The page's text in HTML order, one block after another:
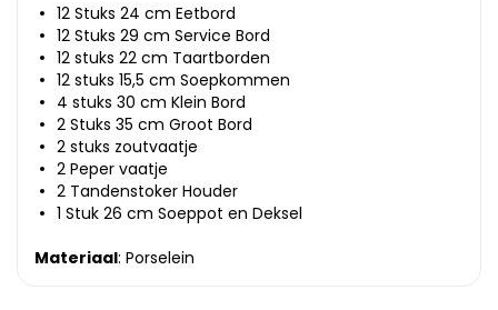
12 Stuks 24 cm Eetbord
12 Stuks 29 cm Service Bord
12 stuks 22 cm Taartborden
12 stuks 15,5 cm Soepkommen
4 stuks 30 cm Klein Bord
2 Stuks 35 cm Groot Bord
2 stuks zoutvaatje
2 Peper vaatje
2 Tandenstoker Houder
1 Stuk 26 cm Soeppot en Deksel
Materiaal: Porselein